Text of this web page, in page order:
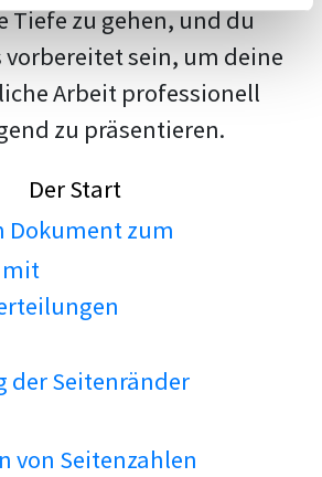
Tiefe zu gehen, und du
sein, um deine
Arbeit professionell
zu präsentieren.
Der Start
Dokument zum
mit
der Seitenränder
von Seitenzahlen